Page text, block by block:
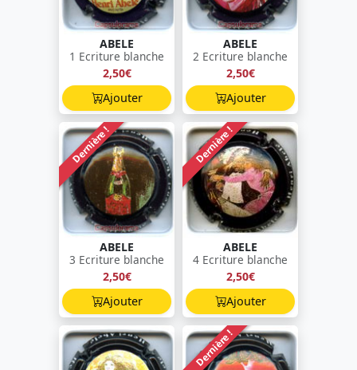
ABELE
1 Ecriture blanche
2,50€
Ajouter
ABELE
2 Ecriture blanche
2,50€
Ajouter
Dernière !
ABELE
3 Ecriture blanche
2,50€
Ajouter
Dernière !
ABELE
4 Ecriture blanche
2,50€
Ajouter
Dernière !